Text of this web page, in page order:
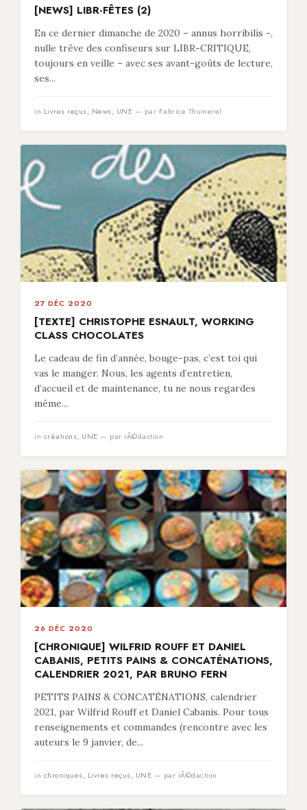
[NEWS] LIBR-FÊTES (2)
En ce dernier dimanche de 2020 – annus horribilis -,
nulle trêve des confiseurs sur LIBR-CRITIQUE,
toujours en veille – avec ses avant-goûts de lecture,
ses...
in Livres reçus, News, UNE — par Fabrice Thumerel
27 DÉC 2020
[TEXTE] CHRISTOPHE ESNAULT, WORKING
CLASS CHOCOLATES
Le cadeau de fin d’année, bouge-pas, c’est toi qui
vas le manger. Nous, les agents d’entretien,
d’accueil et de maintenance, tu ne nous regardes
même...
in créations, UNE — par rÃ©daction
26 DÉC 2020
[CHRONIQUE] WILFRID ROUFF ET DANIEL
CABANIS, PETITS PAINS & CONCATÉNATIONS,
CALENDRIER 2021, PAR BRUNO FERN
PETITS PAINS & CONCATÉNATIONS, calendrier
2021, par Wilfrid Rouff et Daniel Cabanis. Pour tous
renseignements et commandes (rencontre avec les
auteurs le 9 janvier, de...
in chroniques, Livres reçus, UNE — par rÃ©daction